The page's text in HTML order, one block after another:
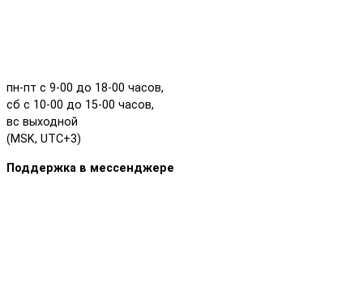
пн-пт с 9-00 до 18-00 часов,
сб с 10-00 до 15-00 часов,
вс выходной
(MSK, UTC+3)
Поддержка в мессенджере